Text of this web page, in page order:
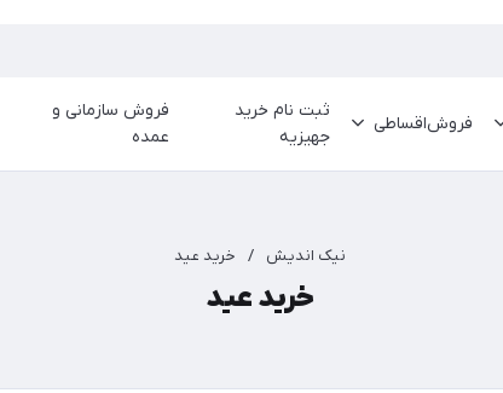
فروش‌اقساطی
ثبت نام خرید
جهیزیه
فروش سازمانی و
عمده
نیک اندیش / خرید عید
خرید عید